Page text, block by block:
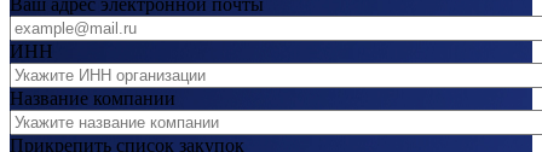
ИНН
Название компании
Прикрепить список закупок